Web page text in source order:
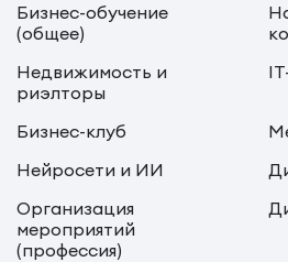
Бизнес-обучение
(общее)
Недвижимость и
риэлторы
Бизнес-клуб
Нейросети и ИИ
Организация
мероприятий
(профессия)